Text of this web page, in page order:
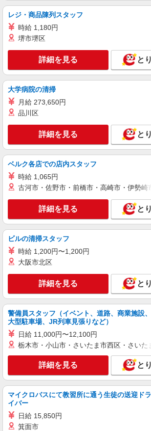
売
月給207900円〜260200円
る） 資格手当（1〜6万円）
月・実績最高5.4カ月分） 未
年収400万円以上への昇給
★交通費別途支給（規定あり） ゜+゜・。○。
+゜・。○。・゜+゜ 入社祝い
有) ゜・。○。・゜+゜・。○
岐阜県本巣市のY!mobile
キープ 詳
紹介予定派遣
株式会社シエロ
【ワイモバイル】の店舗ス
時給1500円〜1700円（
残業代支給 ★交通費別途支給
+゜・。○。・゜+゜・。○。・
万円支給(規定有) お友達を紹介頂くと, インセンテ
ィブ支給(規定有) ★月2回払い・週払い可能（規程
有）★ ゜・。○。・゜+゜・
岐阜県本巣市のY!mobile
キープ 詳
派遣社員
株式会社シエロ
【エーユー】の店舗スタッ
時給1500円〜1800円（経
残業代支給 ★交通費別途支給
+゜・。○。・゜+゜・。○。
万円支給(規定有) お友達を紹介頂くと, インセンテ
ィブ支給(規定有) ★月2回払い・週払い可能（規程
有）★ ゜・。○。・゜+゜・
キープ
株式会社シエロ
【softbank】人気機種に詳
時給1500円〜1700円（
残業代支給 ★交通費別途支給
+゜・。○。・゜+゜・。○。
万円支給(規定有) お友達を紹介頂くと, インセンテ
ィブ支給(規定有) ★月2回払い・週払い可能（規程
有）★ ゜・。○。・゜+゜・
岐阜県本巣市のsoftbank
キープ 詳
紹介予定派遣
株式会社シエロ
【softbank】人気機種に
レジ・商品陳列スタッフ
時給 1,180円
堺市堺区
詳細を見る と
大学病院の清掃
月給 273,650円
品川区
詳細を見る と
ベルク各店での店内スタッフ
時給 1,065円
古河市・佐野市・前橋市・高崎市・伊勢
詳細を見る と
ビルの清掃スタッフ
時給 1,200円〜1,200円
大阪市北区
詳細を見る と
警備員スタッフ（イベント、道路、商業施設、
大型駐車場、JR列車見張りなど）
日給 11,000円〜12,100円
栃木市・小山市・さいたま市西区・さい
詳細を見る と
マイクロバスにて教習所に通う生徒の送迎ドラ
イバー
日給 15,850円
箕面市